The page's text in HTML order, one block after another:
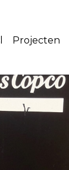
Projecten